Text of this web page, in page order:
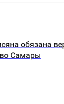
обязана
Самары